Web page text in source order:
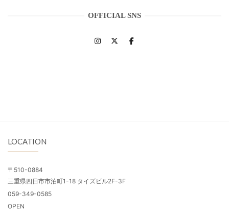
OFFICIAL SNS
LOCATION
〒510-0884
三重県四日市市泊町1-18 タイズビル2F-3F
059-349-0585
OPEN